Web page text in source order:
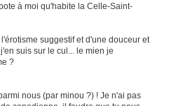
à moi qu'habite la Celle-Saint-
suggestif et d'une douceur et
suis sur le cul... le mien je
?
nous (par minou ?) ! Je n'ai pas